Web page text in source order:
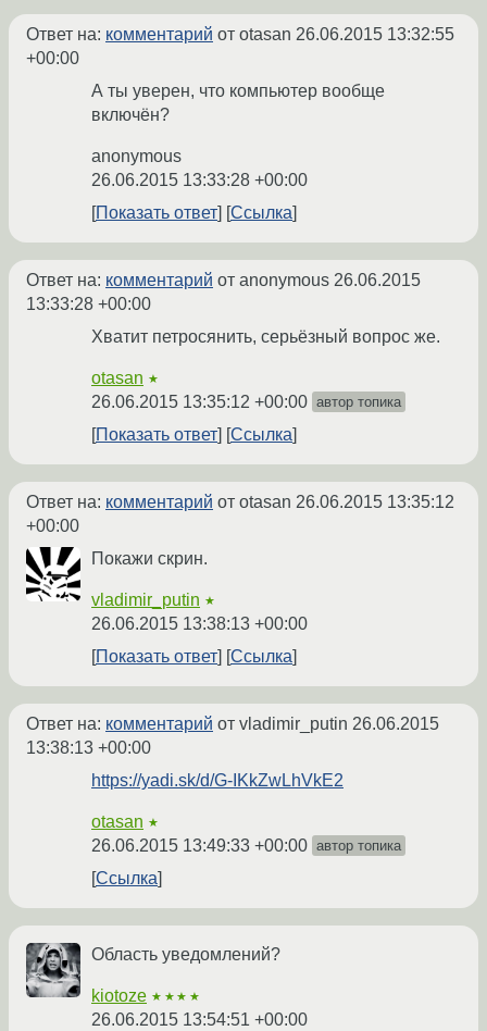
Ответ на: комментарий от otasan 26.06.2015 13:32:55
+00:00
А ты уверен, что компьютер вообще
включён?
anonymous
26.06.2015 13:33:28 +00:00
Показать ответ
Ссылка
Ответ на: комментарий от anonymous 26.06.2015
13:33:28 +00:00
Хватит петросянить, серьёзный вопрос же.
otasan ★
26.06.2015 13:35:12 +00:00 автор топика
Показать ответ Ссылка
Ответ на: комментарий от otasan 26.06.2015 13:35:12
+00:00
Покажи скрин.
vladimir_putin ★
26.06.2015 13:38:13 +00:00
Показать ответ
Ссылка
Ответ на: комментарий от vladimir_putin 26.06.2015
13:38:13 +00:00
https://yadi.sk/d/G-IKkZwLhVkE2
otasan ★
26.06.2015 13:49:33 +00:00 автор топика
Ссылка
Область уведомлений?
kiotoze ★★★★
26.06.2015 13:54:51 +00:00